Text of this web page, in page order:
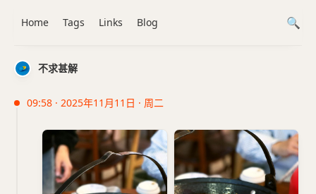
不求甚解
09:58 · 2025年11月11日 · 周二
Home Tags Links Blog